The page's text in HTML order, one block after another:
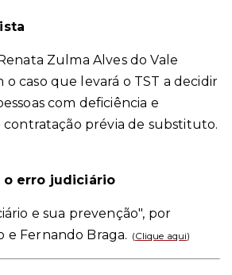
Zulma Alves do Vale
o caso que levará o TST a decidir
com deficiência e
contratação prévia de substituto.
o erro judiciário
e sua prevenção", por
e Fernando Braga. (Clique aqui)